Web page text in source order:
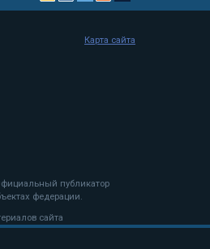
публикатор
федерации.
сайта
Карта сайта